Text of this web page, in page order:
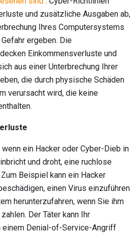
und zusätzliche Ausgaben ab,
Ihres Computersystems
ergeben. Die
Einkommensverluste und
aus einer Unterbrechung Ihrer
die durch physische Schäden
verursacht wird, die keine
wenn ein Hacker oder Cyber-Dieb in
und droht, eine ruchlose
Beispiel kann ein Hacker
einen Virus einzuführen
herunterzufahren, wenn Sie ihm
Der Täter kann Ihr
einem Denial-of-Service-Angriff